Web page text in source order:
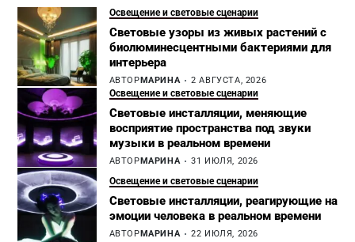
Освещение и световые сценарии
Световые узоры из живых растений с
биолюминесцентными бактериями для
интерьера
АВТОР МАРИНА 2 АВГУСТА, 2026
Освещение и световые сценарии
Световые инсталляции, меняющие
восприятие пространства под звуки
музыки в реальном времени
АВТОР МАРИНА 31 ИЮЛЯ, 2026
Освещение и световые сценарии
Световые инсталляции, реагирующие на
эмоции человека в реальном времени
АВТОРМАРИНА 22 ИЮЛЯ, 2026